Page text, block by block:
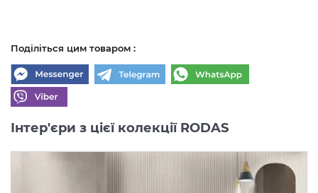
Поділіться цим товаром :
Інтер'єри з цієї колекції RODAS